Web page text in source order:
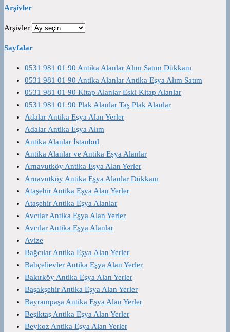
Arşivler
Arşivler
Sayfalar
0531 981 01 90 Antika Alanlar Alım Satım Dükkanı
0531 981 01 90 Antika Alanlar Antika Eşya Alım Satım
0531 981 01 90 Kitap Alanlar Eski Kitap Alanlar
0531 981 01 90 Plak Alanlar Taş Plak Alanlar
Adalar Antika Eşya Alan Yerler
Adalar Antika Eşya Alım
Antika Alanlar İstanbul
Antika Alanlar ve Antika Eşya Alanlar
Arnavutköy Antika Eşya Alan Yerler
Arnavutköy Antika Eşya Alanlar Dükkanı
Ataşehir Antika Eşya Alan Yerler
Ataşehir Antika Eşya Alanlar
Avcılar Antika Eşya Alan Yerler
Avcılar Antika Eşya Alanlar
Avize
Bağcılar Antika Eşya Alan Yerler
Bahçelievler Antika Eşya Alan Yerler
Bakırköy Antika Eşya Alan Yerler
Başakşehir Antika Eşya Alan Yerler
Bayrampaşa Antika Eşya Alan Yerler
Beşiktaş Antika Eşya Alan Yerler
Beykoz Antika Eşya Alan Yerler